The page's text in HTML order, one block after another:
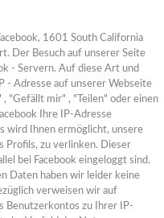
1601 South California
Der Besuch auf unserer Seite
- Servern. Auf diese Art und
- Adresse auf unserer Webseite
"Gefällt mir" , "Teilen" oder einen
Ihre IP-Adresse
wird Ihnen ermöglicht, unsere
Profils, zu verlinken. Dieser
bei Facebook eingeloggt sind.
Daten haben wir leider keine
verweisen wir auf
Benutzerkontos zu Ihrer IP-